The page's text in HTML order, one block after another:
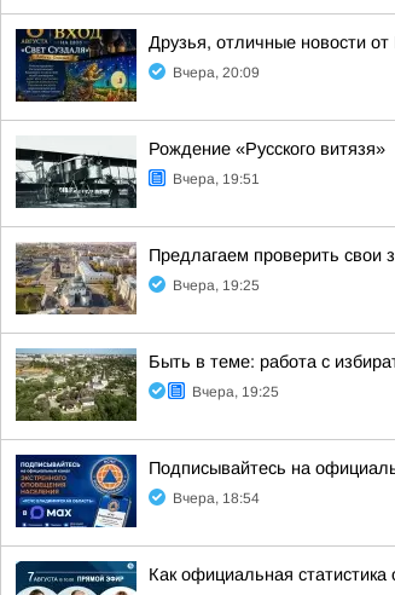
Друзья, отличные новости
Вчера, 20:09
Рождение «Русского витязя»
Вчера, 19:51
Предлагаем проверить свои
Вчера, 19:25
Быть в теме: работа с
Вчера, 19:25
Подписывайтесь на
Вчера, 18:54
Как официальная